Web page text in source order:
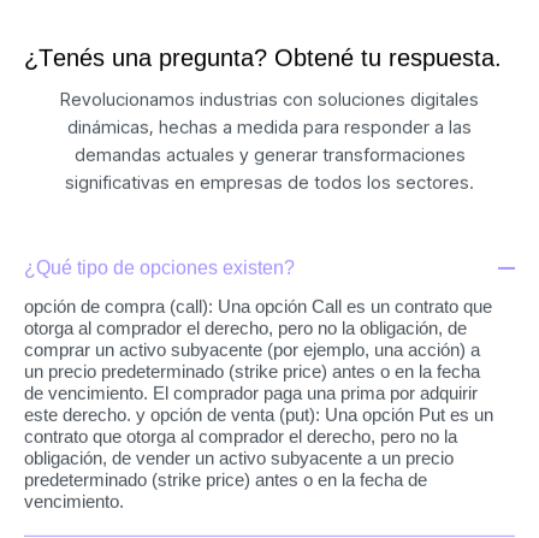
¿ T enés una pregunta? Obtené tu respuesta.
Revolucionamos industrias con soluciones digitales
dinámicas, hechas a medida para responder a las
demandas actuales y generar transformaciones
significativas en empresas de todos los sectores.
¿Qué tipo de opciones existen?
opción de compra (call): Una opción Call es un contrato que
otorga al comprador el derecho, pero no la obligación, de
comprar un activo subyacente (por ejemplo, una acción) a
un precio predeterminado (strike price) antes o en la fecha
de vencimiento. El comprador paga una prima por adquirir
este derecho. y opción de venta (put): Una opción Put es un
contrato que otorga al comprador el derecho, pero no la
obligación, de vender un activo subyacente a un precio
predeterminado (strike price) antes o en la fecha de
vencimiento.